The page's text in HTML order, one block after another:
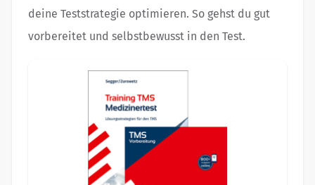
deine Teststrategie optimieren. So gehst du gut
vorbereitet und selbstbewusst in den Test.